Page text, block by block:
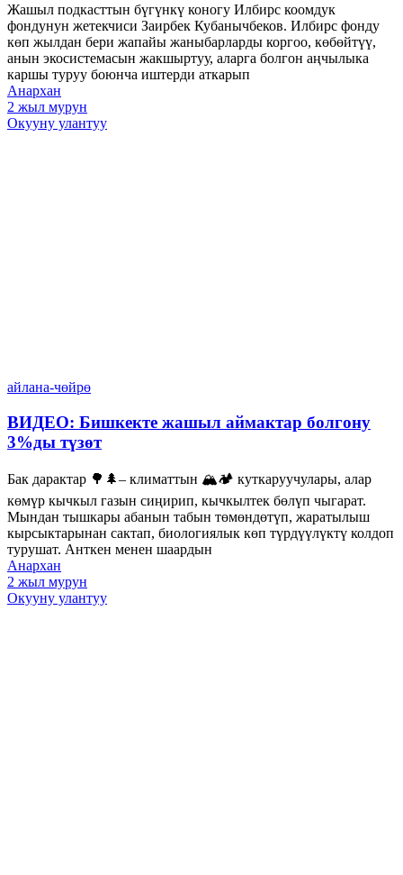
Жашыл подкасттын бүгүнкү коногу Илбирс коомдук
фондунун жетекчиси Заирбек Кубанычбеков. Илбирс фонду
көп жылдан бери жапайы жаныбарларды коргоо, көбөйтүү,
анын экосистемасын жакшыртуу, аларга болгон аңчылыка
каршы туруу боюнча иштерди аткарып
Анархан
2 жыл мурун
Окууну улантуу
айлана-чөйрө
ВИДЕО: Бишкекте жашыл аймактар болгону
3%ды түзөт
Бак дарактар 🌳🌲– климаттын 🏔️🏕️ куткаруучулары, алар
көмүр кычкыл газын сиңирип, кычкылтек бөлүп чыгарат.
Мындан тышкары абанын табын төмөндөтүп, жаратылыш
кырсыктарынан сактап, биологиялык көп түрдүүлүктү колдоп
турушат. Анткен менен шаардын
Анархан
2 жыл мурун
Окууну улантуу